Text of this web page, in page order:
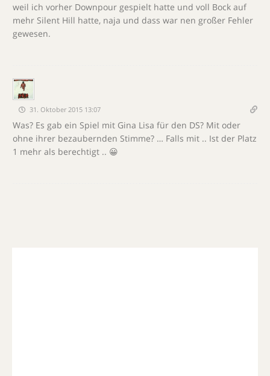
weil ich vorher Downpour gespielt hatte und voll Bock auf
mehr Silent Hill hatte, naja und dass war nen großer Fehler
gewesen.
31. Oktober 2015 13:07
Was? Es gab ein Spiel mit Gina Lisa für den DS? Mit oder
ohne ihrer bezaubernden Stimme? … Falls mit .. Ist der Platz
1 mehr als berechtigt .. 😀